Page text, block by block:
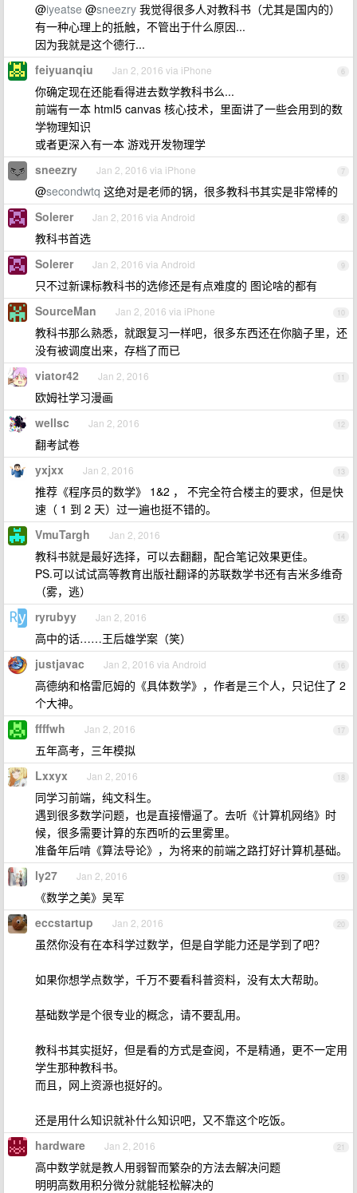
@iyeatse @sneezry 我觉得很多人对教科书（尤其是国内的）
有一种心理上的抵触，不管出于什么原因...
因为我就是这个德行...
6
feiyuanqiu Jan 2, 2016 via iPhone
你确定现在还能看得进去数学教科书么...
前端有一本 html5 canvas 核心技术，里面讲了一些会用到的数
学物理知识
或者更深入有一本 游戏开发物理学
7
sneezry Jan 2, 2016 via iPhone
@secondwtq 这绝对是老师的锅，很多教科书其实是非常棒的
8
Solerer Jan 2, 2016 via Android
教科书首选
9
Solerer Jan 2, 2016 via Android
只不过新课标教科书的选修还是有点难度的 图论啥的都有
10
SourceMan Jan 2, 2016 via iPhone
教科书那么熟悉，就跟复习一样吧，很多东西还在你脑子里，还
没有被调度出来，存档了而已
11
viator42 Jan 2, 2016
欧姆社学习漫画
12
wellsc Jan 2, 2016
翻考試卷
13
yxjxx Jan 2, 2016
推荐《程序员的数学》 1&2 ， 不完全符合楼主的要求，但是快
速（ 1 到 2 天）过一遍也挺不错的。
14
VmuTargh Jan 2, 2016
教科书就是最好选择，可以去翻翻，配合笔记效果更佳。
PS.可以试试高等教育出版社翻译的苏联数学书还有吉米多维奇
（雾，逃）
15
ryrubyy Jan 2, 2016
高中的话……王后雄学案（笑）
16
justjavac Jan 2, 2016 via Android
高德纳和格雷厄姆的《具体数学》，作者是三个人，只记住了 2
个大神。
17
ffffwh Jan 2, 2016
五年高考，三年模拟
18
Lxxyx Jan 2, 2016
同学习前端，纯文科生。
遇到很多数学问题，也是直接懵逼了。去听《计算机网络》时
候，很多需要计算的东西听的云里雾里。
准备年后啃《算法导论》，为将来的前端之路打好计算机基础。
19
ly27 Jan 2, 2016
《数学之美》吴军
20
eccstartup Jan 2, 2016
虽然你没有在本科学过数学，但是自学能力还是学到了吧？
如果你想学点数学，千万不要看科普资料，没有太大帮助。
基础数学是个很专业的概念，请不要乱用。
教科书其实挺好，但是看的方式是查阅，不是精通，更不一定用
学生那种教科书。
而且，网上资源也挺好的。
还是用什么知识就补什么知识吧，又不靠这个吃饭。
21
hardware Jan 2, 2016
高中数学就是教人用弱智而繁杂的方法去解决问题
明明高数用积分微分就能轻松解决的